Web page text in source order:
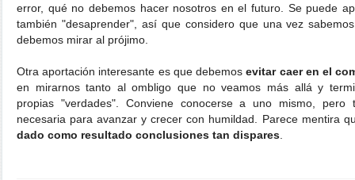
error, qué no debemos hacer nosotros en el futuro. Se puede
también "desaprender", así que considero que una vez
debemos mirar al prójimo.
Otra aportación interesante es que debemosevitar caer en el
en mirarnos tanto al ombligo que no veamos más allá y
propias "verdades". Conviene conocerse a uno mismo,
necesaria para avanzar y crecer con humildad. Parece mentira
dado como resultado conclusiones tan dispares